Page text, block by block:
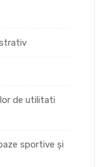
de utilitati
sportive și